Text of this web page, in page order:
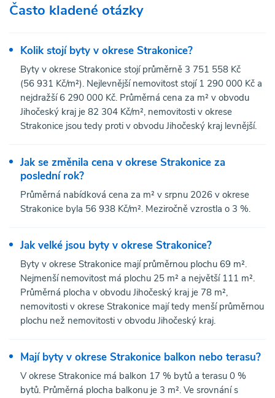
Často kladené otázky
Kolik stojí byty v okrese Strakonice?
Byty v okrese Strakonice stojí průměrně 3 751 558 Kč
(56 931 Kč/m²). Nejlevnější nemovitost stojí 1 290 000 Kč a
nejdražší 6 290 000 Kč. Průměrná cena za m² v obvodu
Jihočeský kraj je 82 304 Kč/m², nemovitosti v okrese
Strakonice jsou tedy proti v obvodu Jihočeský kraj levnější.
Jak se změnila cena v okrese Strakonice za
poslední rok?
Průměrná nabídková cena za m² v srpnu 2026 v okrese
Strakonice byla 56 938 Kč/m². Meziročně vzrostla o 3 %.
Jak velké jsou byty v okrese Strakonice?
Byty v okrese Strakonice mají průměrnou plochu 69 m².
Nejmenší nemovitost má plochu 25 m² a největší 111 m².
Průměrná plocha v obvodu Jihočeský kraj je 78 m²,
nemovitosti v okrese Strakonice mají tedy menší průměrnou
plochu než nemovitosti v obvodu Jihočeský kraj.
Mají byty v okrese Strakonice balkon nebo terasu?
V okrese Strakonice má balkon 17 % bytů a terasu 0 %
bytů. Průměrná plocha balkonu je 3 m². Ve srovnání s